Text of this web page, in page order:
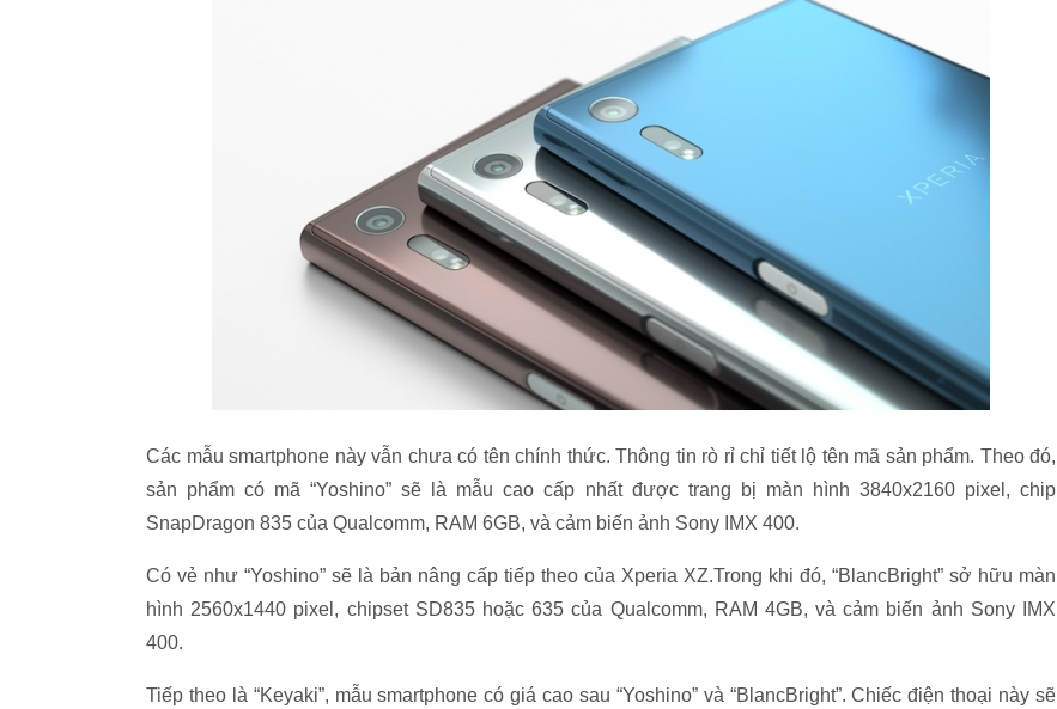
Các mẫu smartphone này vẫn chưa có tên chính thức. Thông tin rò rỉ chỉ tiết lộ tên mã sản phẩm. Theo đó,
sản phẩm có mã “Yoshino” sẽ là mẫu cao cấp nhất được trang bị màn hình 3840x2160 pixel, chip
SnapDragon 835 của Qualcomm, RAM 6GB, và cảm biến ảnh Sony IMX 400.
Có vẻ như “Yoshino” sẽ là bản nâng cấp tiếp theo của Xperia XZ.Trong khi đó, “BlancBright” sở hữu màn
hình 2560x1440 pixel, chipset SD835 hoặc 635 của Qualcomm, RAM 4GB, và cảm biến ảnh Sony IMX
400.
Tiếp theo là “Keyaki”, mẫu smartphone có giá cao sau “Yoshino” và “BlancBright”. Chiếc điện thoại này sẽ